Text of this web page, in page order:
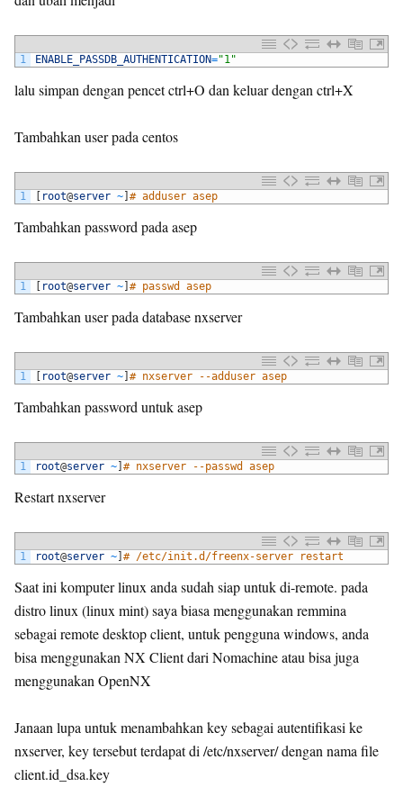
1 ENABLE_PASSDB_AUTHENTICATION="1"
lalu simpan dengan pencet ctrl+O dan keluar dengan ctrl+X
Tambahkan user pada centos
1 [ root@server ~] # adduser asep
Tambahkan password pada asep
1 [ root@server ~] # passwd asep
Tambahkan user pada database nxserver
1 [ root@server ~] # nxserver --adduser asep
Tambahkan password untuk asep
1 root@server ~] # nxserver --passwd asep
Restart nxserver
1 root@server ~] # /etc/init.d/freenx-server restart
Saat ini komputer linux anda sudah siap untuk di-remote. pada
distro linux (linux mint) saya biasa menggunakan remmina
sebagai remote desktop client, untuk pengguna windows, anda
bisa menggunakan NX Client dari Nomachine atau bisa juga
menggunakan OpenNX
Janaan lupa untuk menambahkan key sebagai autentifikasi ke
nxserver, key tersebut terdapat di /etc/nxserver/ dengan nama file
client.id_dsa.key